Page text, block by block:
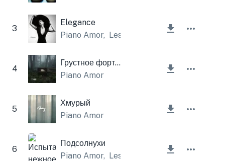
3
Elegance
Piano Amor, Lesfm
4
Грустное фортепиано
Piano Amor
5
Хмурый
Piano Amor
6
Подсолнухи
Piano Amor, Lesfm